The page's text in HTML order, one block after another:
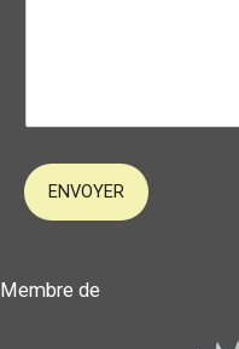
ENVOYER
Membre de